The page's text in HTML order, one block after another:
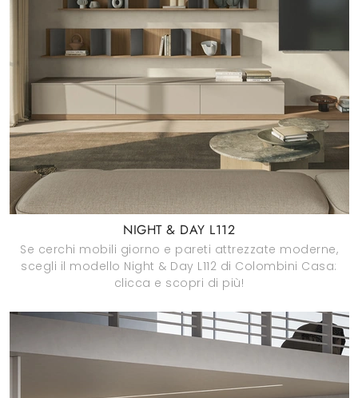
NIGHT & DAY L112
Se cerchi mobili giorno e pareti attrezzate moderne,
scegli il modello Night & Day L112 di Colombini Casa:
clicca e scopri di più!